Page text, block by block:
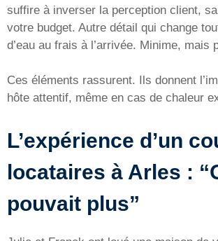
suffire à inverser la perception client,
votre budget. Autre détail qui change
d’eau au frais à l’arrivée. Minime, mais
Ces éléments rassurent. Ils donnent
hôte attentif, même en cas de chaleur
L’expérience d’un
locataires à Arles :
pouvait plus”